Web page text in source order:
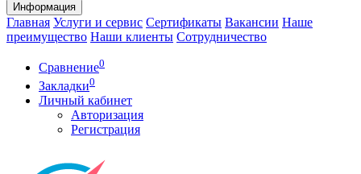
Информация
Главная Услуги и сервис Сертификаты Вакансии Наше
преимущество Наши клиенты Сотрудничество
Сравнение0
Закладки0
Личный кабинет
Авторизация
Регистрация